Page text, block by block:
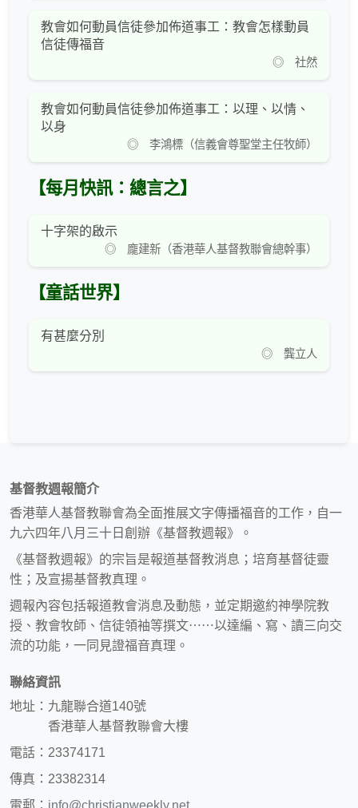
教會如何動員信徒參加佈道事工：教會怎樣動員
信徒傳福音
◎ 社然
教會如何動員信徒參加佈道事工：以理、以情、
以身
◎ 李鴻標（信義會尊聖堂主任牧師）
【每月快訊：總言之】
十字架的啟示
◎ 龐建新（香港華人基督教聯會總幹事）
【童話世界】
有甚麼分別
◎ 龔立人
基督教週報簡介
香港華人基督教聯會為全面推展文字傳播福音的工作，自一
九六四年八月三十日創辦《基督教週報》。
《基督教週報》的宗旨是報道基督教消息；培育基督徒靈
性；及宣揚基督教真理。
週報內容包括報道教會消息及動態，並定期邀約神學院教
授、教會牧師、信徒領袖等撰文⋯⋯以達編、寫、讀三向交
流的功能，一同見證福音真理。
聯絡資訊
地址：九龍聯合道140號
香港華人基督教聯會大樓
電話：23374171
傳真：23382314